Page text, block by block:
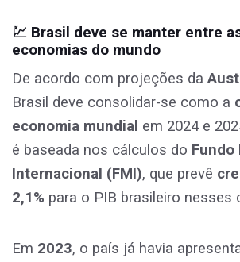
💹 Brasil deve se manter entre
economias do mundo
De acordo com projeções da
Brasil deve consolidar-se como a
economia mundial em 2024 e
é baseada nos cálculos do Fundo
Internacional (FMI), que prevê
2,1% para o PIB brasileiro nesses
Em 2023, o país já havia